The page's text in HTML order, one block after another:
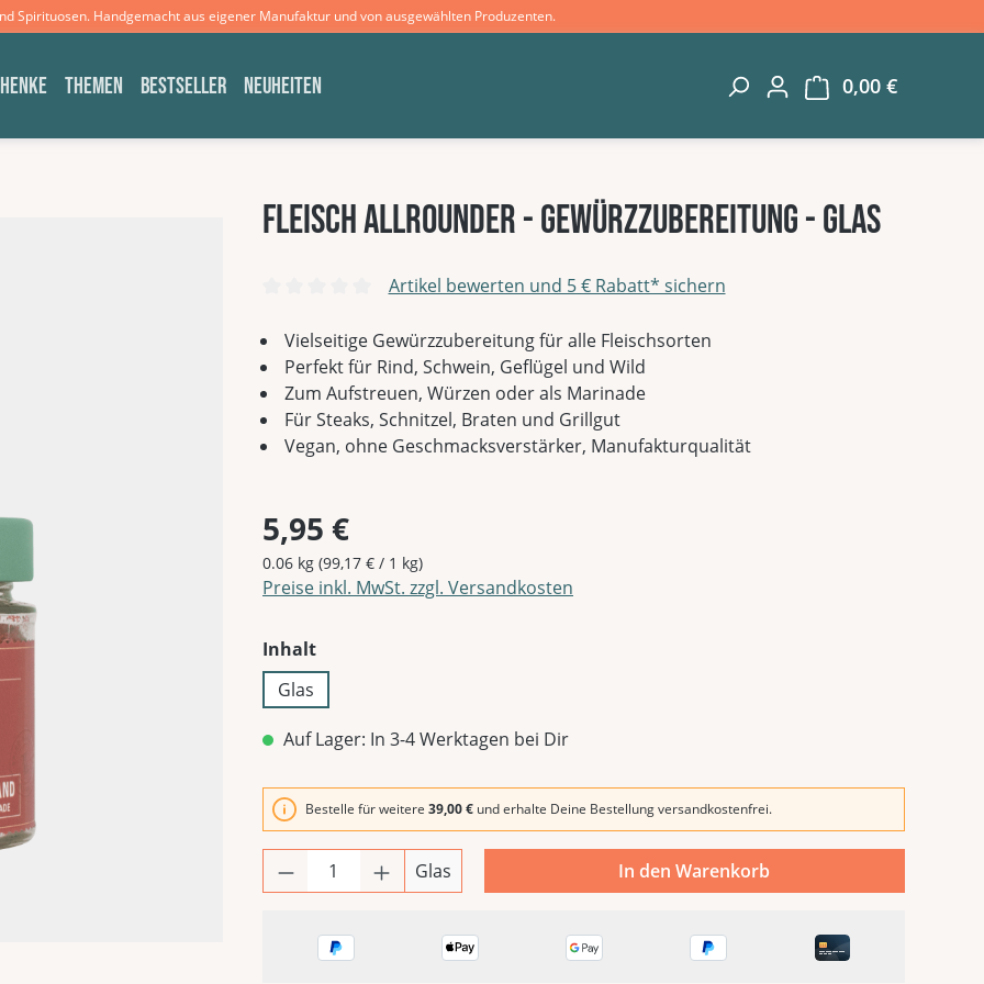
Spirituosen. Handgemacht aus eigener Manufaktur und von ausgewählten Produzenten.
THEMEN BESTSELLER NEUHEITEN 0,00 €
Fleisch Allrounder - Gewürzzubereitung - Glas
Artikel bewerten und 5 € Rabatt* sichern
Vielseitige Gewürzzubereitung für alle Fleischsorten
Perfekt für Rind, Schwein, Geflügel und Wild
Zum Aufstreuen, Würzen oder als Marinade
Für Steaks, Schnitzel, Braten und Grillgut
Vegan, ohne Geschmacksverstärker, Manufakturqualität
5,95 €
0.06 kg (99,17 € / 1 kg)
Preise inkl. MwSt. zzgl. Versandkosten
Inhaltauswählen
Glas
Auf Lager: In 3-4 Werktagen bei Dir
Bestelle für weitere 39,00 € und erhalte Deine Bestellung versandkostenfrei.
Glas In den Warenkorb